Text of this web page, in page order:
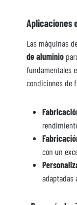
Aplicaciones
Las máquinas
de aluminio
fundamentales
condiciones de
con un
adaptadas